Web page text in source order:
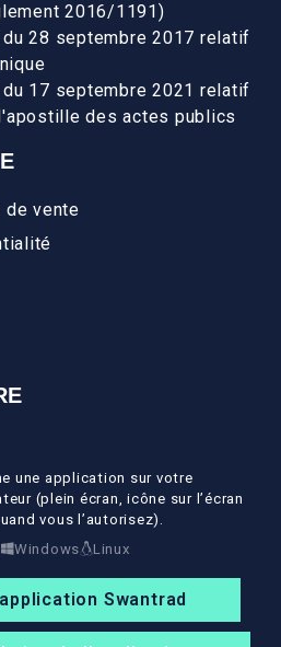
2016/1191)
28 septembre 2017 relatif
17 septembre 2021 relatif
des actes publics
de vente
une application sur votre
(plein écran, icône sur l’écran
vous l’autorisez).
Windows Linux
Swantrad